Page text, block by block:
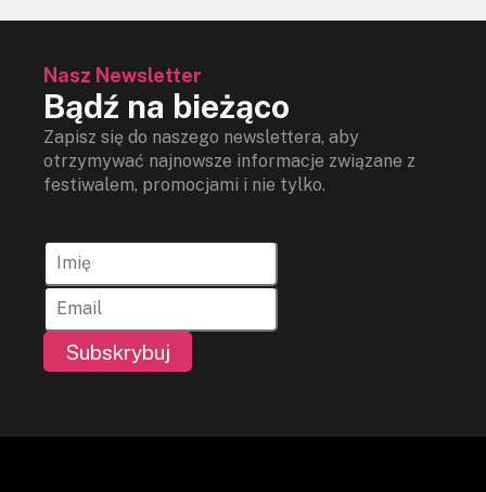
Nasz Newsletter
Bądź na bieżąco
Zapisz się do naszego newslettera, aby
otrzymywać najnowsze informacje związane z
festiwalem, promocjami i nie tylko.
Subskrybuj